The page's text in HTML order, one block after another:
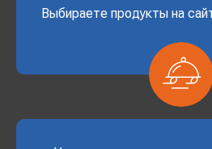
Выбираете продукты на